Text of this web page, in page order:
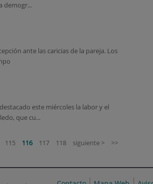
demogr...
ante las caricias de la pareja. Los
este miércoles la labor y el
que cu...
115 116 117 118 siguiente > >>